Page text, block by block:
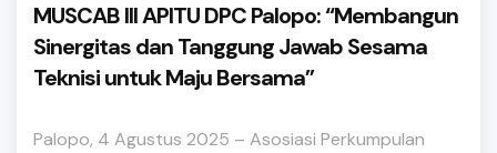
MUSCAB III APITU DPC Palopo: “Membangun
Sinergitas dan Tanggung Jawab Sesama
Teknisi untuk Maju Bersama”
Palopo, 4 Agustus 2025 – Asosiasi Perkumpulan